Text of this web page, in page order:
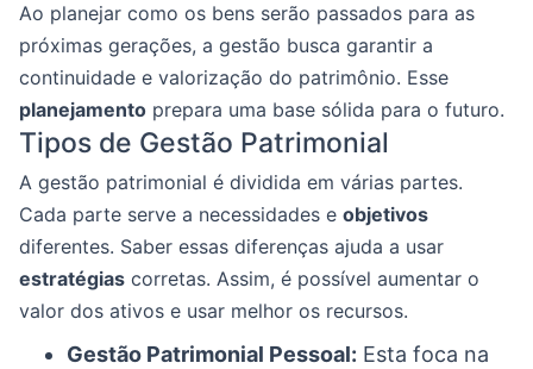
Ao planejar como os bens serão passados para as
próximas gerações, a gestão busca garantir a
continuidade e valorização do patrimônio. Esse
planejamento prepara uma base sólida para o futuro.
Tipos de Gestão Patrimonial
A gestão patrimonial é dividida em várias partes.
Cada parte serve a necessidades e objetivos
diferentes. Saber essas diferenças ajuda a usar
estratégias corretas. Assim, é possível aumentar o
valor dos ativos e usar melhor os recursos.
Gestão Patrimonial Pessoal: Esta foca na